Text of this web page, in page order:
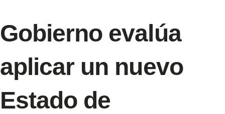
Gobierno evalúa
aplicar un nuevo
Estado de